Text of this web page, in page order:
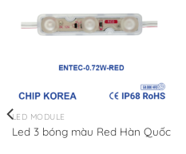
LED MODULE
Led 3 bóng màu Red Hàn Quốc